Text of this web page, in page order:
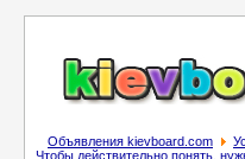
Объявления kievboard.com
Чтобы действительнo понять,